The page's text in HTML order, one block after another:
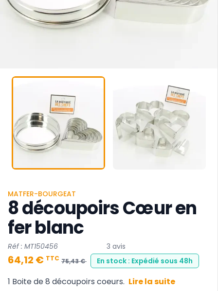
MATFER-BOURGEAT
8 découpoirs Cœur en
fer blanc
Réf : MT150456 3 avis
64,12 € TTC 75,43 € En stock : Expédié sous 48h
1 Boite de 8 découpoirs coeurs. Lire la suite